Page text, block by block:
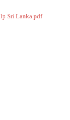
Sri Lanka.pdf